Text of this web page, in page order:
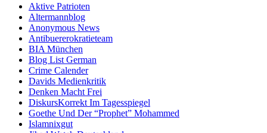
Aktive Patrioten
Altermannblog
Anonymous News
Antibuererokratieteam
BIA München
Blog List German
Crime Calender
Davids Medienkritik
Denken Macht Frei
DiskursKorrekt Im Tagesspiegel
Goethe Und Der “Prophet” Mohammed
Islamnixgut